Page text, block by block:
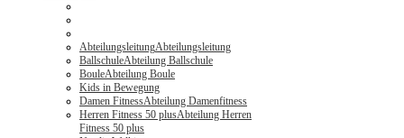
AbteilungsleitungAbteilungsleitung
BallschuleAbteilung Ballschule
BouleAbteilung Boule
Kids in Bewegung
Damen FitnessAbteilung Damenfitness
Herren Fitness 50 plusAbteilung Herren
Fitness 50 plus